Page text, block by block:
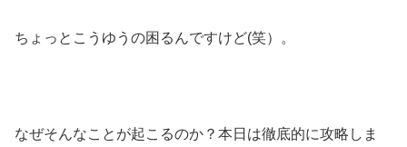
ちょっとこうゆうの困るんですけど(笑）。
なぜそんなことが起こるのか？本日は徹底的に攻略しま